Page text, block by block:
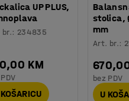
UP PLUS,
: 234835
KM
stolica,
mm
Art. br.:
bez PDV
U